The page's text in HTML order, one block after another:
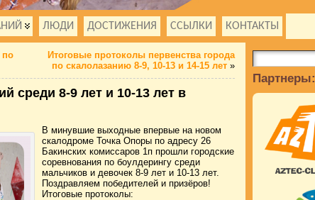
ЛЮДИ ДОСТИЖЕНИЯ ССЫЛКИ КОНТАКТЫ
по
Итоговые протоколы первенства города
по скалолазанию 8-9, 10-13 и 14-15 лет »
среди 8-9 лет и 10-13 лет в
В минувшие выходные впервые на новом
скалодроме Точка Опоры по адресу 26
Бакинских комиссаров 1п прошли городские
соревнования по боулдерингу среди
мальчиков и девочек 8-9 лет и 10-13 лет.
Поздравляем победителей и призёров!
Итоговые протоколы:
Партнеры: